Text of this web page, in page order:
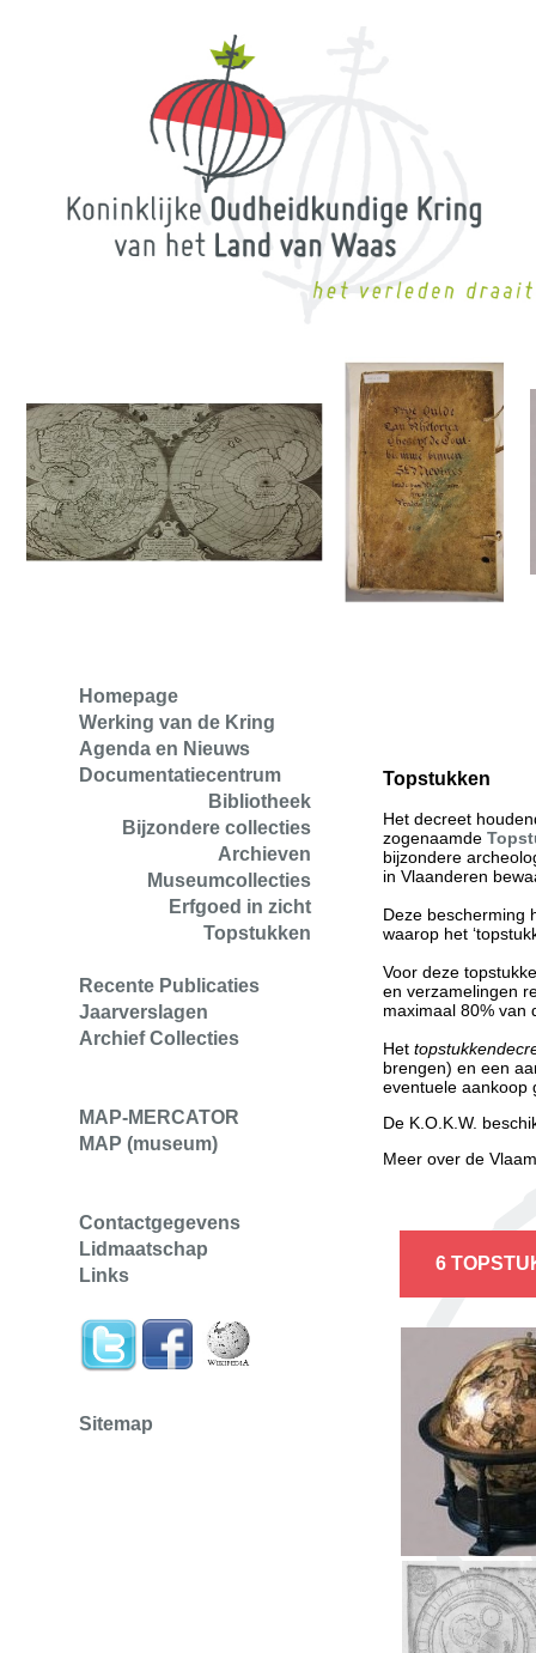
Homepage
Werking van de Kring
Agenda en Nieuws
Documentatiecentrum
Bibliotheek
Bijzondere collecties
Archieven
Museumcollecties
Erfgoed in zicht
Topstukken
Recente Publicaties
Jaarverslagen
Archief Collecties
MAP-MERCATOR
MAP (museum)
Contactgegevens
Lidmaatschap
Links
Sitemap
Topstukken
Het decreet
zogenaamde
bijzondere
in Vlaanderen
Deze bescherming
waarop het
Voor deze
en verzamelingen
maximaal 80% van
Het
brengen) en een
eventuele aankoop
De K.O.K.W.
Meer over de
6